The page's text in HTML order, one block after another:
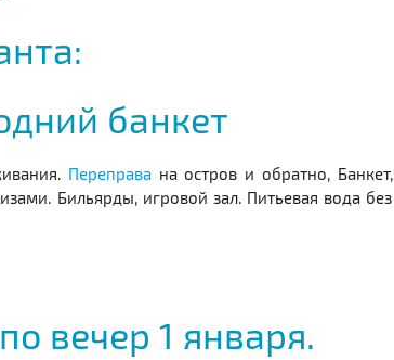
банкет
Переправана остров и обратно, Банкет,
Бильярды, игровой зал. Питьевая вода без
вечер 1 января.